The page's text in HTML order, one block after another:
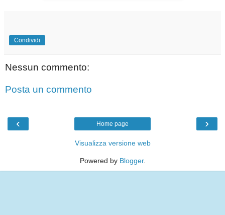
Condividi
Nessun commento:
Posta un commento
‹ ›
Home page
Visualizza versione web
Powered by Blogger.